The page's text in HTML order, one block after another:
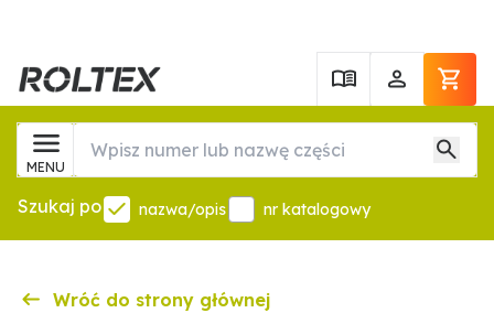
MENU
Szukaj po nazwa/opis nr katalogowy
Wróć do strony głównej